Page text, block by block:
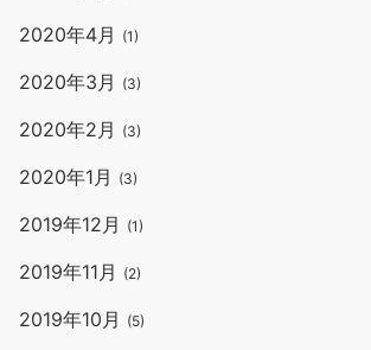
2020年4月 (1)
2020年3月 (3)
2020年2月 (3)
2020年1月 (3)
2019年12月 (1)
2019年11月 (2)
2019年10月 (5)